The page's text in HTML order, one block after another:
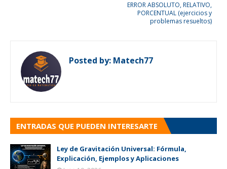
ERROR ABSOLUTO, RELATIVO,
PORCENTUAL (ejercicios y
problemas resueltos)
Posted by: Matech77
ENTRADAS QUE PUEDEN INTERESARTE
Ley de Gravitación Universal: Fórmula,
Explicación, Ejemplos y Aplicaciones